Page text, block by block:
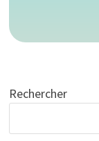
Rechercher